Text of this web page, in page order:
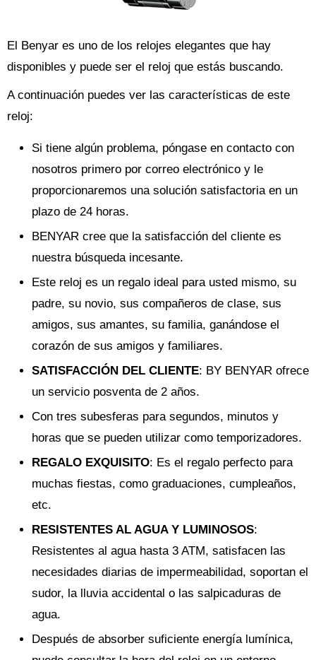
El Benyar es uno de los relojes elegantes que hay
disponibles y puede ser el reloj que estás buscando.
A continuación puedes ver las características de este
reloj:
Si tiene algún problema, póngase en contacto con
nosotros primero por correo electrónico y le
proporcionaremos una solución satisfactoria en un
plazo de 24 horas.
BENYAR cree que la satisfacción del cliente es
nuestra búsqueda incesante.
Este reloj es un regalo ideal para usted mismo, su
padre, su novio, sus compañeros de clase, sus
amigos, sus amantes, su familia, ganándose el
corazón de sus amigos y familiares.
SATISFACCIÓN DEL CLIENTE: BY BENYAR ofrece
un servicio posventa de 2 años.
Con tres subesferas para segundos, minutos y
horas que se pueden utilizar como temporizadores.
REGALO EXQUISITO: Es el regalo perfecto para
muchas fiestas, como graduaciones, cumpleaños,
etc.
RESISTENTES AL AGUA Y LUMINOSOS:
Resistentes al agua hasta 3 ATM, satisfacen las
necesidades diarias de impermeabilidad, soportan el
sudor, la lluvia accidental o las salpicaduras de
agua.
Después de absorber suficiente energía lumínica,